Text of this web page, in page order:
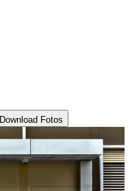
Download Fotos